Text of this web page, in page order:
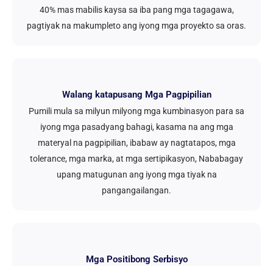
40% mas mabilis kaysa sa iba pang mga tagagawa,
pagtiyak na makumpleto ang iyong mga proyekto sa oras.
Walang katapusang Mga Pagpipilian
Pumili mula sa milyun milyong mga kumbinasyon para sa
iyong mga pasadyang bahagi, kasama na ang mga
materyal na pagpipilian, ibabaw ay nagtatapos, mga
tolerance, mga marka, at mga sertipikasyon, Nababagay
upang matugunan ang iyong mga tiyak na
pangangailangan.
Mga Positibong Serbisyo